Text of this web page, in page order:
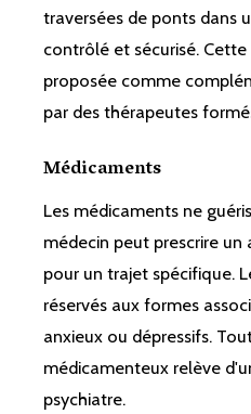
traversées de ponts dans
contrôlé et sécurisé.
proposée comme
par des thérapeutes
Médicaments
Les médicaments ne
médecin peut prescrire
pour un trajet spécifique.
réservés aux formes
anxieux ou dépressifs.
médicamenteux relève
psychiatre.